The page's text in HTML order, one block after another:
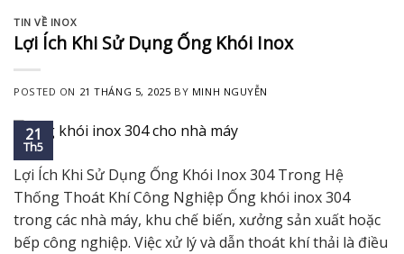
TIN VỀ INOX
Lợi Ích Khi Sử Dụng Ống Khói Inox
POSTED ON 21 THÁNG 5, 2025 BY MINH NGUYỄN
21
Th5
Lợi Ích Khi Sử Dụng Ống Khói Inox 304 Trong Hệ
Thống Thoát Khí Công Nghiệp Ống khói inox 304
trong các nhà máy, khu chế biến, xưởng sản xuất hoặc
bếp công nghiệp. Việc xử lý và dẫn thoát khí thải là điều